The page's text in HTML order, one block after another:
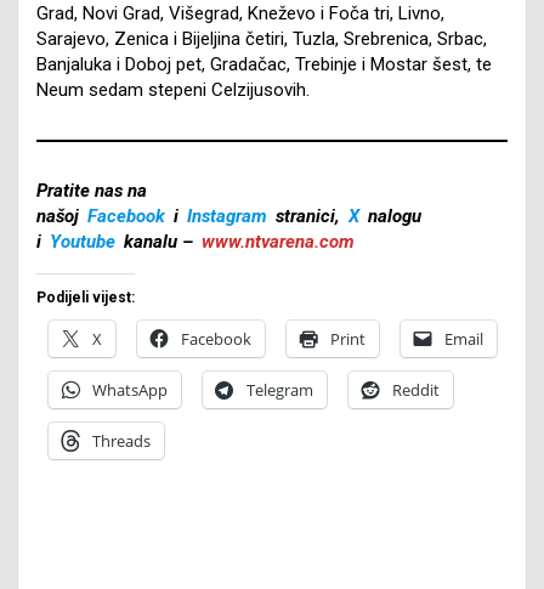
Grad, Novi Grad, Višegrad, Kneževo i Foča tri, Livno,
Sarajevo, Zenica i Bijeljina četiri, Tuzla, Srebrenica, Srbac,
Banjaluka i Doboj pet, Gradačac, Trebinje i Mostar šest, te
Neum sedam stepeni Celzijusovih.
Pratite nas na
našoj Facebook i Instagram stranici, X nalogu
i Youtube kanalu – www.ntvarena.com
Podijeli vijest:
X Facebook Print Email
WhatsApp Telegram Reddit
Threads